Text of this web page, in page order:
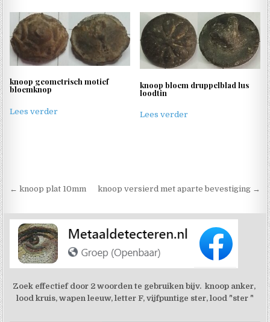
knoop geometrisch motief
bloemknop
Lees verder
knoop bloem druppelblad lus
loodtin
Lees verder
Berichtnavigatie
← knoop plat 10mm knoop versierd met aparte bevestiging →
Zoek effectief door 2 woorden te gebruiken bijv. knoop anker,
lood kruis, wapen leeuw, letter F, vijfpuntige ster, lood "ster "